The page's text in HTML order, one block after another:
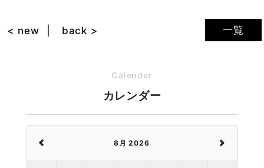
一覧
< new back >
Calender
カレンダー
8月 2026